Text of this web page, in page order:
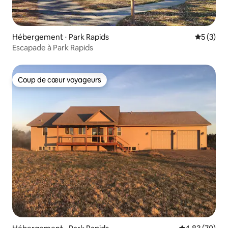
Hébergement ⋅ Park Rapids
5 (3)
Escapade à Park Rapids
Coup de cœur voyageurs
Coup de cœur voyageurs